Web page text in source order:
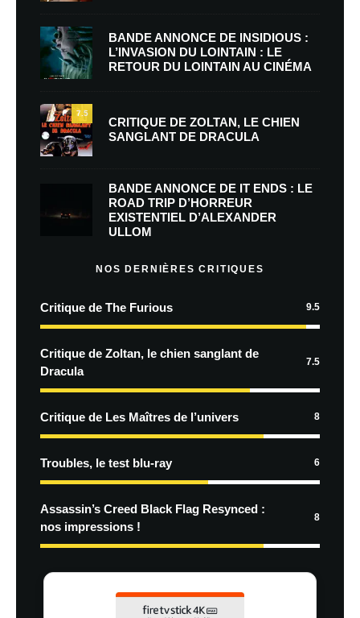
BANDE ANNONCE DE INSIDIOUS :
L’INVASION DU LOINTAIN : LE
RETOUR DU LOINTAIN AU CINÉMA
7.5
CRITIQUE DE ZOLTAN, LE CHIEN
SANGLANT DE DRACULA
BANDE ANNONCE DE IT ENDS : LE
ROAD TRIP D’HORREUR
EXISTENTIEL D’ALEXANDER
ULLOM
NOS DERNIÈRES CRITIQUES
Critique de The Furious 9.5
Critique de Zoltan, le chien sanglant de
Dracula
7.5
Critique de Les Maîtres de l’univers 8
Troubles, le test blu-ray 6
Assassin’s Creed Black Flag Resynced :
nos impressions !
8